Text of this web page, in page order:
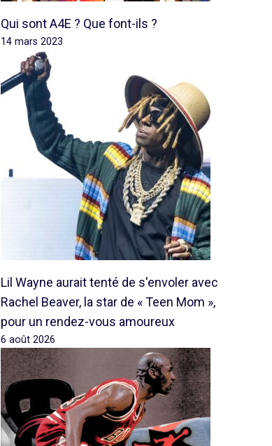
Qui sont A4E ? Que font-ils ?
14 mars 2023
Lil Wayne aurait tenté de s'envoler avec
Rachel Beaver, la star de « Teen Mom »,
pour un rendez-vous amoureux
6 août 2026